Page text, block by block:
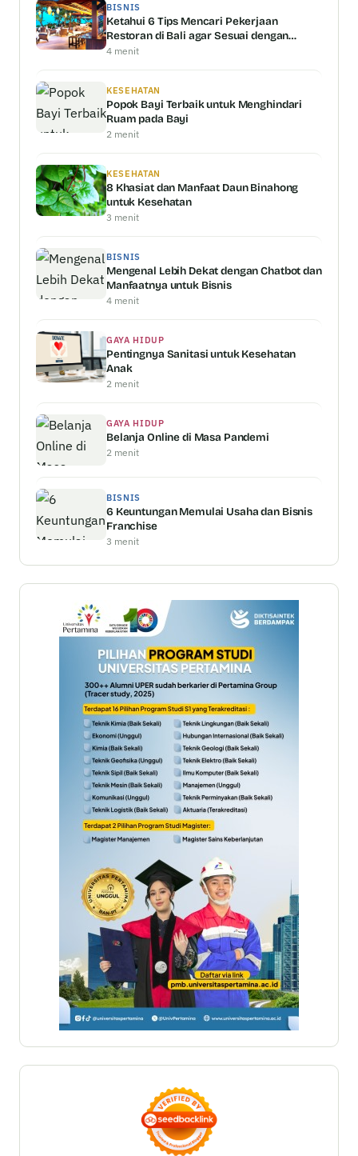
BISNIS
Ketahui 6 Tips Mencari Pekerjaan
Restoran di Bali agar Sesuai dengan
Kemampuan Anda
4 menit
KESEHATAN
Popok Bayi Terbaik untuk Menghindari
Ruam pada Bayi
2 menit
KESEHATAN
8 Khasiat dan Manfaat Daun Binahong
untuk Kesehatan
3 menit
BISNIS
Mengenal Lebih Dekat dengan Chatbot dan
Manfaatnya untuk Bisnis
4 menit
GAYA HIDUP
Pentingnya Sanitasi untuk Kesehatan
Anak
2 menit
GAYA HIDUP
Belanja Online di Masa Pandemi
2 menit
BISNIS
6 Keuntungan Memulai Usaha dan Bisnis
Franchise
3 menit